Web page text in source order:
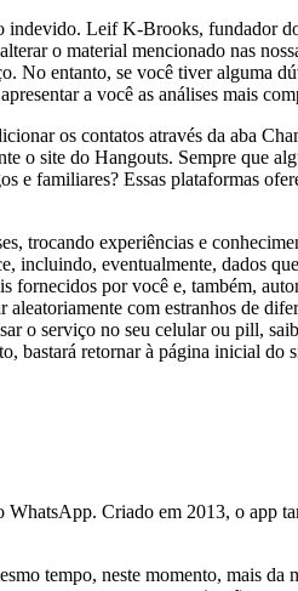
Leif K-Brooks, fundador
o material mencionado nas
No entanto, se você tiver alguma
a você as análises mais
os contatos através da aba
o site do Hangouts. Sempre que
e familiares? Essas plataformas
trocando experiências e
incluindo, eventualmente, dados
fornecidos por você e, também,
com estranhos de
o serviço no seu celular ou pill,
bastará retornar à página inicial
Criado em 2013, o app
tempo, neste momento, mais da